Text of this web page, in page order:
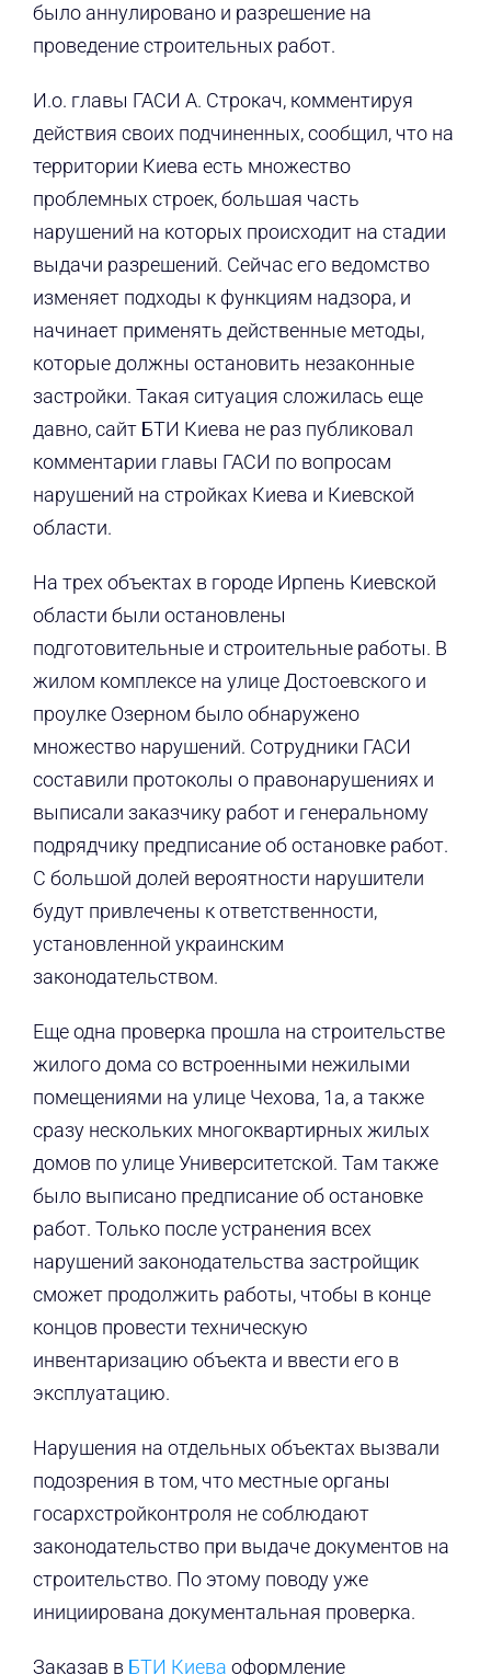
было аннулировано и разрешение на
проведение строительных работ.
И.о. главы ГАСИ А. Строкач, комментируя
действия своих подчиненных, сообщил, что на
территории Киева есть множество
проблемных строек, большая часть
нарушений на которых происходит на стадии
выдачи разрешений. Сейчас его ведомство
изменяет подходы к функциям надзора, и
начинает применять действенные методы,
которые должны остановить незаконные
застройки. Такая ситуация сложилась еще
давно, сайт БТИ Киева не раз публиковал
комментарии главы ГАСИ по вопросам
нарушений на стройках Киева и Киевской
области.
На трех объектах в городе Ирпень Киевской
области были остановлены
подготовительные и строительные работы. В
жилом комплексе на улице Достоевского и
проулке Озерном было обнаружено
множество нарушений. Сотрудники ГАСИ
составили протоколы о правонарушениях и
выписали заказчику работ и генеральному
подрядчику предписание об остановке работ.
С большой долей вероятности нарушители
будут привлечены к ответственности,
установленной украинским
законодательством.
Еще одна проверка прошла на строительстве
жилого дома со встроенными нежилыми
помещениями на улице Чехова, 1а, а также
сразу нескольких многоквартирных жилых
домов по улице Университетской. Там также
было выписано предписание об остановке
работ. Только после устранения всех
нарушений законодательства застройщик
сможет продолжить работы, чтобы в конце
концов провести техническую
инвентаризацию объекта и ввести его в
эксплуатацию.
Нарушения на отдельных объектах вызвали
подозрения в том, что местные органы
госархстройконтроля не соблюдают
законодательство при выдаче документов на
строительство. По этому поводу уже
инициирована документальная проверка.
Заказав в БТИ Киева оформление